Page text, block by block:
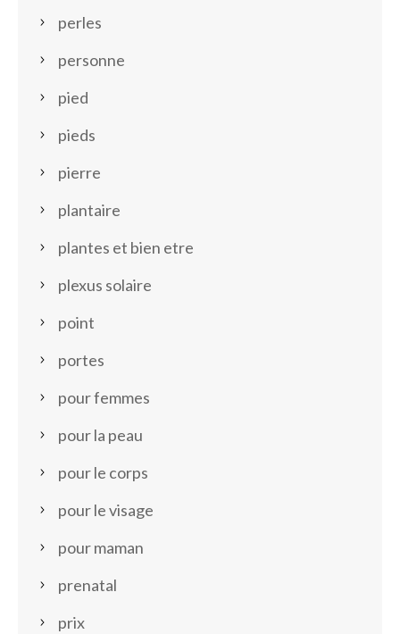
perles
personne
pied
pieds
pierre
plantaire
plantes et bien etre
plexus solaire
point
portes
pour femmes
pour la peau
pour le corps
pour le visage
pour maman
prenatal
prix